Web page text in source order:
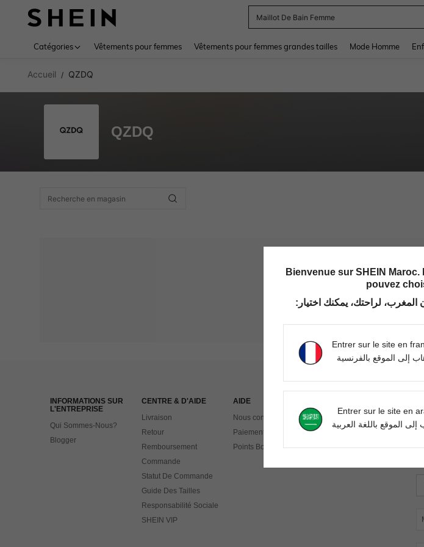
Maillot De Bain Femme
Catégories Vêtements pour femmes Vêtements pour femmes grandes tailles Mode Homme
Accueil / QZDQ
QZDQ
INFORMATIONS SUR
L'ENTREPRISE
Qui Sommes-Nous?
Blogger
CENTRE & D'AIDE
Livraison
Retour
Remboursement
Commande
Statut De Commande
Guide Des Tailles
Responsabilité Sociale
SHEIN VIP
AIDE
Nous contacter
Paiement
Points Bonus
Bienvenue sur SHEIN
pouvez
لراحتك، يمكنك اختيار:
Entrer sur le site en
إلى الموقع بالفرنسية
Entrer sur le site en
إلى الموقع باللغة العربية